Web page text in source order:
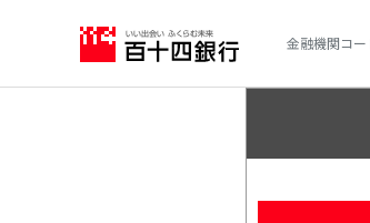
金融機関コ